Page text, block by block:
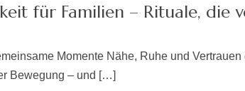
für Familien – Rituale, die
Momente Nähe, Ruhe und
Bewegung – und […]